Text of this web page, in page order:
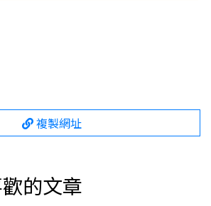
複製網址
的文章